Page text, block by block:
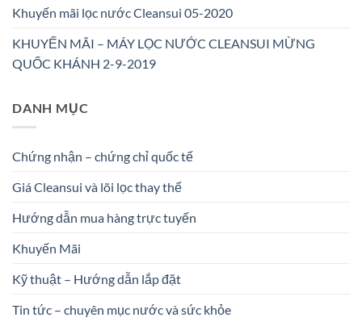
Khuyến mãi lọc nước Cleansui 05-2020
KHUYẾN MÃI – MÁY LỌC NƯỚC CLEANSUI MỪNG
QUỐC KHÁNH 2-9-2019
DANH MỤC
Chứng nhận – chứng chỉ quốc tế
Giá Cleansui và lõi lọc thay thế
Hướng dẫn mua hàng trực tuyến
Khuyến Mãi
Kỹ thuật – Hướng dẫn lắp đặt
Tin tức – chuyên mục nước và sức khỏe